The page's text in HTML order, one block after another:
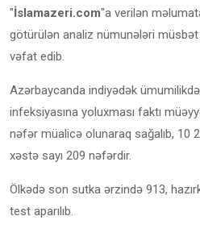
"İslamazeri.com"a verilən
götürülən analiz nümunələri müsbət
vəfat edib.
Azərbaycanda indiyədək
infeksiyasına yoluxması faktı
nəfər müalicə olunaraq sağalıb, 10
xəstə sayı 209 nəfərdir.
Ölkədə son sutka ərzində 913,
test aparılıb.